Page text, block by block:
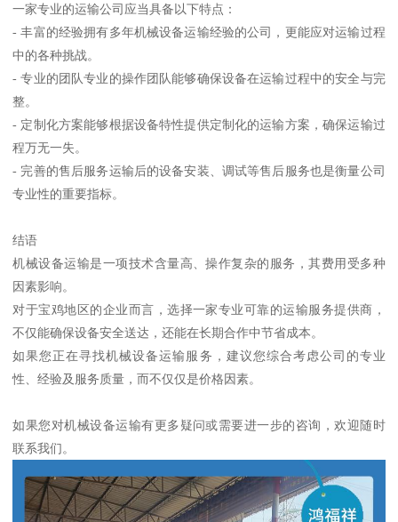
一家专业的运输公司应当具备以下特点：
- 丰富的经验拥有多年机械设备运输经验的公司，更能应对运输过程
中的各种挑战。
- 专业的团队专业的操作团队能够确保设备在运输过程中的安全与完
整。
- 定制化方案能够根据设备特性提供定制化的运输方案，确保运输过
程万无一失。
- 完善的售后服务运输后的设备安装、调试等售后服务也是衡量公司
专业性的重要指标。
结语
机械设备运输是一项技术含量高、操作复杂的服务，其费用受多种
因素影响。
对于宝鸡地区的企业而言，选择一家专业可靠的运输服务提供商，
不仅能确保设备安全送达，还能在长期合作中节省成本。
如果您正在寻找机械设备运输服务，建议您综合考虑公司的专业
性、经验及服务质量，而不仅仅是价格因素。
如果您对机械设备运输有更多疑问或需要进一步的咨询，欢迎随时
联系我们。